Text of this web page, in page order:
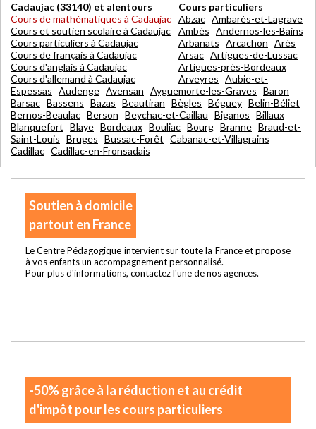
Cadaujac (33140) et alentours
Cours de mathématiques à Cadaujac
Cours et soutien scolaire à Cadaujac
Cours particuliers à Cadaujac
Cours de français à Cadaujac
Cours d'anglais à Cadaujac
Cours d'allemand à Cadaujac
Cours particuliers
Abzac Ambarès-et-Lagrave
Ambès Andernos-les-Bains
Arbanats Arcachon Arès
Arsac Artigues-de-Lussac
Artigues-près-Bordeaux
Arveyres Aubie-et-
Espessas Audenge Avensan Ayguemorte-les-Graves Baron
Barsac Bassens Bazas Beautiran Bègles Béguey Belin-Béliet
Bernos-Beaulac Berson Beychac-et-Caillau Biganos Billaux
Blanquefort Blaye Bordeaux Bouliac Bourg Branne Braud-et-
Saint-Louis Bruges Bussac-Forêt Cabanac-et-Villagrains
Cadillac Cadillac-en-Fronsadais
Soutien à domicile
partout en France
Le Centre Pédagogique intervient sur toute la France et propose
à vos enfants un accompagnement personnalisé.
Pour plus d'informations, contactez l'une de nos agences.
-50% grâce à la réduction et au crédit
d'impôt pour les cours particuliers